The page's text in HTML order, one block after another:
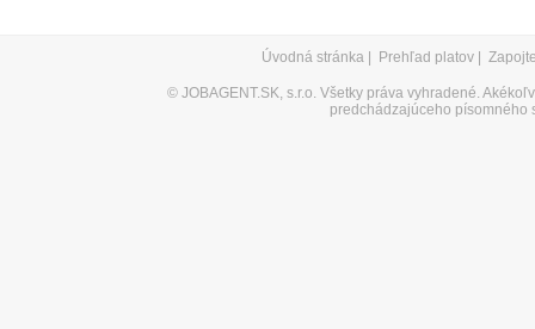
Úvodná stránka | Prehľad platov |
© JOBAGENT.SK, s.r.o. Všetky práva vyhradené.
predchádzajúceho písomného